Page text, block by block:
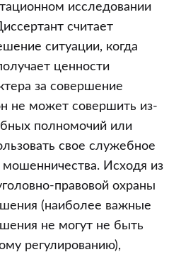
исследовании
считает
ситуации, когда
ценности
за совершение
не может совершить из-
полномочий или
свое служебное
Исходя из
правовой охраны
(наиболее важные
не могут не быть
регулированию),